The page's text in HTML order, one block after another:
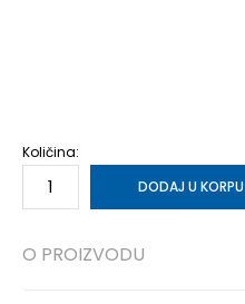
Količina:
DODAJ U KORPU
O PROIZVODU